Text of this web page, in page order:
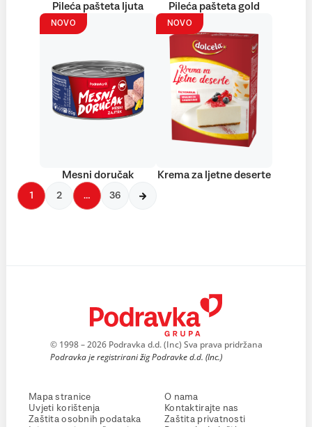
Pileća pašteta ljuta Pileća pašteta gold
NOVO
Mesni doručak
NOVO
Krema za ljetne deserte
1 2 … 36
© 1998 – 2026 Podravka d.d. (Inc) Sva prava pridržana
Podravka je registrirani žig Podravke d.d. (Inc.)
Mapa stranice
Uvjeti korištenja
Zaštita osobnih podataka
O nama
Kontaktirajte nas
Zaštita privatnosti